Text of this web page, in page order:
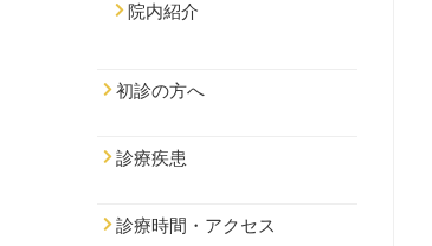
院内紹介
初診の方へ
診療疾患
診療時間・アクセス